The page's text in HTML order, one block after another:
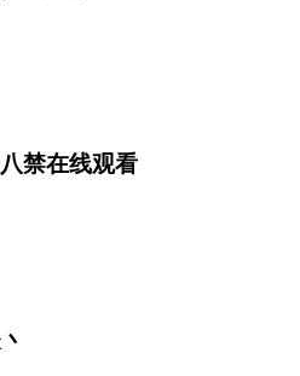
禁在线观看